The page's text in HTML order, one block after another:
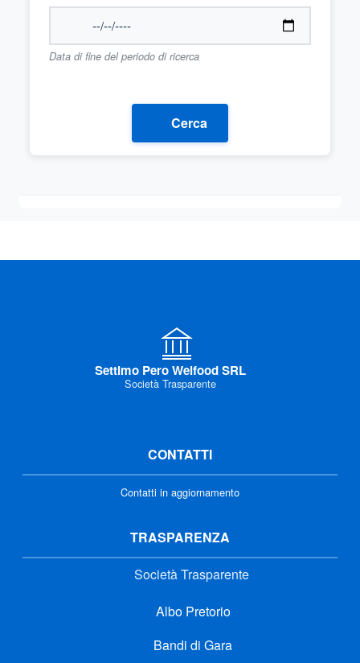
Data di fine del periodo di ricerca
Cerca
Settimo Pero Welfood SRL
Società Trasparente
CONTATTI
Contatti in aggiornamento
TRASPARENZA
Società Trasparente
Albo Pretorio
Bandi di Gara